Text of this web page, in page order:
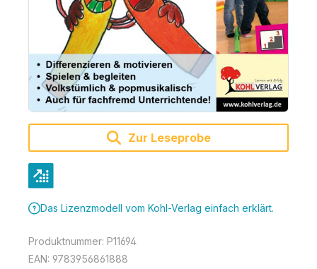
Zur Leseprobe
Das Lizenzmodell vom Kohl-Verlag einfach erklärt.
Produktnummer: P11694
EAN: 9783956861888